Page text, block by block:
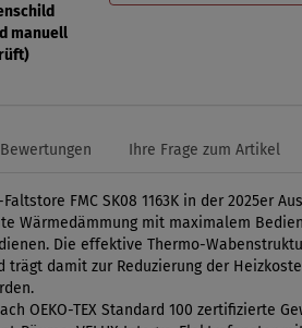
manuell
Bewertungen Ihre Frage zum Artikel
Faltstore FMC SK08 1163K in der
Wärmedämmung mit maximalem
Die effektive Thermo-
trägt damit zur Reduzierung der
OEKO-TEX Standard 100 zertifizierte